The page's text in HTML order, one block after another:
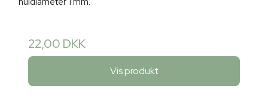
22,00 DKK
Vis produkt